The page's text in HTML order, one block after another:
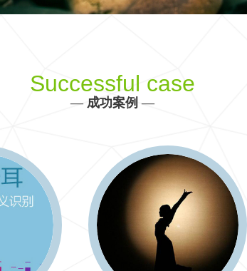
Successful case
— 成功案例 —